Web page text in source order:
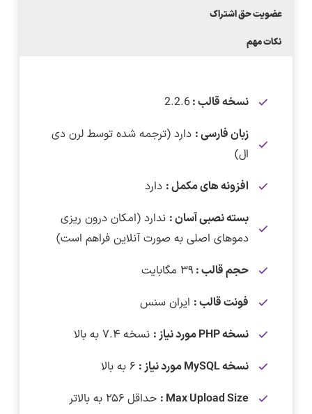
عضویت حق اشتراک
نکات مهم
نسخه قالب :2.2.6
زبان فارسی : دارد (ترجمه شده توسط لرن دی
ال)
افزونه های مکمل : دارد
بسته نصبی آسان : ندارد (امکان درون ریزی
دموهای اصلی به صورت آنلاین فراهم است)
حجم قالب : ۳۹ مگابایت
فونت قالب : ایران سنس
نسخه PHP مورد نیاز :
نسخه ۷.۴ به بالا
نسخه MySQL مورد نیاز :
Max Upload Size : حداقل ۲۵۶ به بالاتر